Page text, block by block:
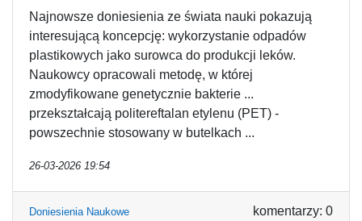
Najnowsze doniesienia ze świata nauki pokazują
interesującą koncepcję: wykorzystanie odpadów
plastikowych jako surowca do produkcji leków.
Naukowcy opracowali metodę, w której
zmodyfikowane genetycznie bakterie ...
przekształcają politereftalan etylenu (PET) -
powszechnie stosowany w butelkach ...
26-03-2026 19:54
Doniesienia Naukowe komentarzy: 0